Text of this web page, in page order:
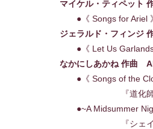
マイケル・ティペッ
●《 Songs for Ariel 》 歌
ジェラルド・フィンジ
●《 Let Us Garlands Bring
なかにしあかね 作曲
●《 Songs of the Clown
『道化師のうた』十
●~A Midsummer Night’s
『シェイクスピアの